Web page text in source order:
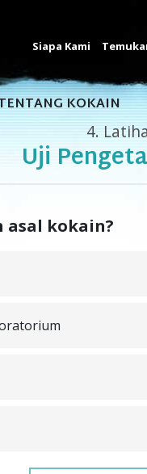
Siapa Kami
KOKAIN
4.
Uji
asal kokain?